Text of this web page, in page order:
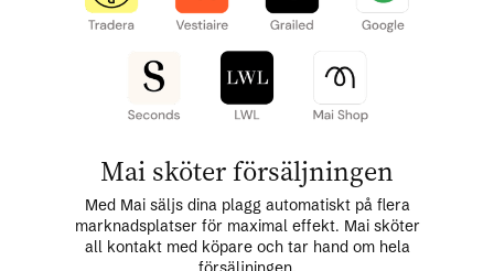
Mai sköter försäljningen
Med Mai säljs dina plagg automatiskt på flera
marknadsplatser för maximal effekt. Mai sköter
all kontakt med köpare och tar hand om hela